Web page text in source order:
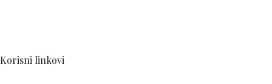
Korisni linkovi